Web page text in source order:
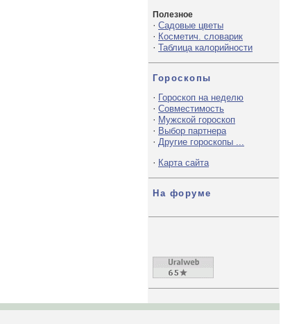
Полезное
· Садовые цветы
· Косметич. словарик
· Таблица калорийности
Гороскопы
· Гороскоп на неделю
· Совместимость
· Мужской гороскоп
· Выбор партнера
· Другие гороскопы ...
· Карта сайта
На форуме